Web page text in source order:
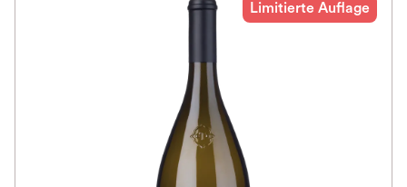
Limitierte Auflage